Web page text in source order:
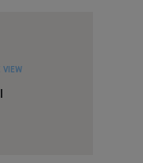
VIEW